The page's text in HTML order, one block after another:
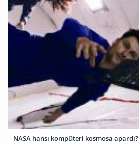
NASA hansı kompüteri kosmosa apardı?